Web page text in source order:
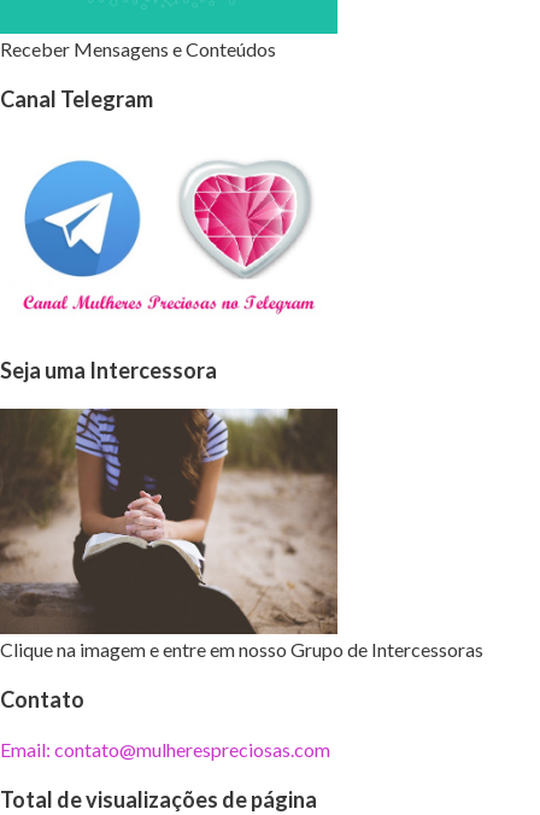
Receber Mensagens e Conteúdos
Canal Telegram
Seja uma Intercessora
Clique na imagem e entre em nosso Grupo de Intercessoras
Contato
Email: contato@mulherespreciosas.com
Total de visualizações de página